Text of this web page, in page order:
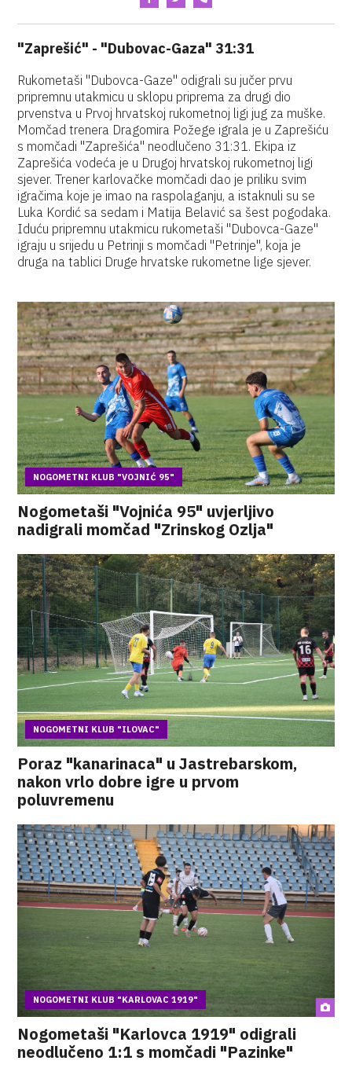
"Zaprešić" - "Dubovac-Gaza" 31:31
Rukometaši "Dubovca-Gaze" odigrali su jučer prvu
pripremnu utakmicu u sklopu priprema za drugi dio
prvenstva u Prvoj hrvatskoj rukometnoj ligi jug za muške.
Momčad trenera Dragomira Požege igrala je u Zaprešiću
s momčadi "Zaprešića" neodlučeno 31:31. Ekipa iz
Zaprešića vodeća je u Drugoj hrvatskoj rukometnoj ligi
sjever. Trener karlovačke momčadi dao je priliku svim
igračima koje je imao na raspolaganju, a istaknuli su se
Luka Kordić sa sedam i Matija Belavić sa šest pogodaka.
Iduću pripremnu utakmicu rukometaši "Dubovca-Gaze"
igraju u srijedu u Petrinji s momčadi "Petrinje", koja je
druga na tablici Druge hrvatske rukometne lige sjever.
NOGOMETNI KLUB "VOJNIĆ 95"
Nogometaši "Vojnića 95" uvjerljivo
nadigrali momčad "Zrinskog Ozlja"
NOGOMETNI KLUB "ILOVAC"
Poraz "kanarinaca" u Jastrebarskom,
nakon vrlo dobre igre u prvom
poluvremenu
NOGOMETNI KLUB "KARLOVAC 1919"
Nogometaši "Karlovca 1919" odigrali
neodlučeno 1:1 s momčadi "Pazinke"